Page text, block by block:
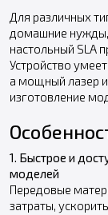
Для различных
домашние
настольный SLA
Устройство
а мощный лазер
изготовление
1. Быстрое и
моделей
Передовые
затраты,